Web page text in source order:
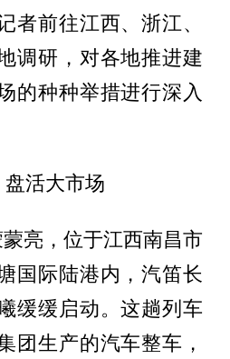
者前往江西、浙江、
调研，对各地推进建
的种种举措进行深入
活大市场
，位于江西南昌市
国际陆港内，汽笛长
缓缓启动。这趟列车
团生产的汽车整车，